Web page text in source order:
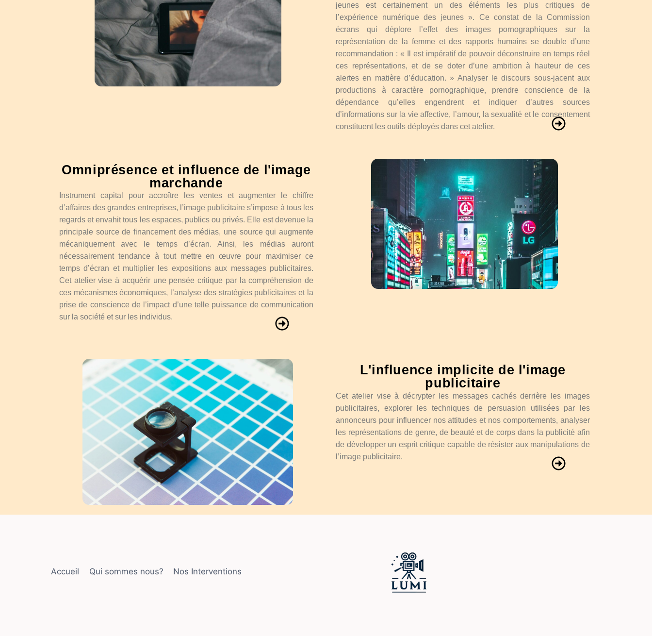
jeunes est certainement un des éléments les plus critiques de
l’expérience numérique des jeunes ». Ce constat de la Commission
écrans qui déplore l’effet des images pornographiques sur la
représentation de la femme et des rapports humains se double d’une
recommandation : « Il est impératif de pouvoir déconstruire en temps réel
ces représentations, et de se doter d’une ambition à hauteur de ces
alertes en matière d’éducation. » Analyser le discours sous-jacent aux
productions à caractère pornographique, prendre conscience de la
dépendance qu’elles engendrent et indiquer d’autres sources
d’informations sur la vie affective, l’amour, la sexualité et le consentement
constituent les outils déployés dans cet atelier.
Omniprésence et influence de l'image
marchande
Instrument capital pour accroître les ventes et augmenter le chiffre
d’affaires des grandes entreprises, l’image publicitaire s’impose à tous les
regards et envahit tous les espaces, publics ou privés. Elle est devenue la
principale source de financement des médias, une source qui augmente
mécaniquement avec le temps d’écran. Ainsi, les médias auront
nécessairement tendance à tout mettre en œuvre pour maximiser ce
temps d’écran et multiplier les expositions aux messages publicitaires.
Cet atelier vise à acquérir une pensée critique par la compréhension de
ces mécanismes économiques, l’analyse des stratégies publicitaires et la
prise de conscience de l’impact d’une telle puissance de communication
sur la société et sur les individus.
L'influence implicite de l'image
publicitaire
Cet atelier vise à décrypter les messages cachés derrière les images
publicitaires, explorer les techniques de persuasion utilisées par les
annonceurs pour influencer nos attitudes et nos comportements, analyser
les représentations de genre, de beauté et de corps dans la publicité afin
de développer un esprit critique capable de résister aux manipulations de
l’image publicitaire.
Accueil Qui sommes nous? Nos Interventions